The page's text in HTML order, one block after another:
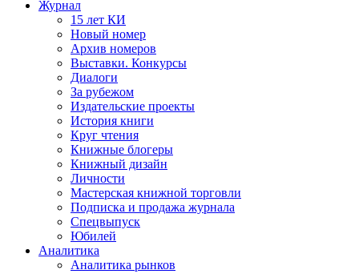
Журнал
15 лет КИ
Новый номер
Архив номеров
Выставки. Конкурсы
Диалоги
За рубежом
Издательские проекты
История книги
Круг чтения
Книжные блогеры
Книжный дизайн
Личности
Мастерская книжной торговли
Подписка и продажа журнала
Спецвыпуск
Юбилей
Аналитика
Аналитика рынков